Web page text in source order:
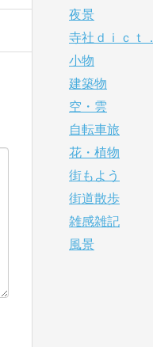
夜景
寺社ｄｉｃｔ．
小物
建築物
空・雲
自転車旅
花・植物
街もよう
街道散歩
雑感雑記
風景